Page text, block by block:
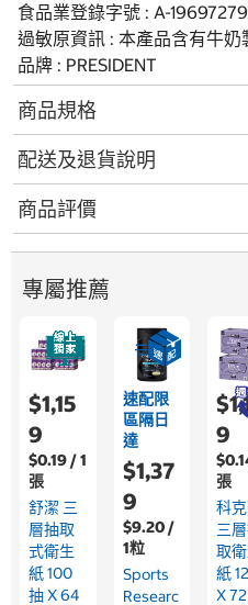
食品業登錄字號 : A-
過敏原資訊 : 本產品含有牛
品牌 : PRESIDENT
商品規格
配送及退貨說明
商品評價
專屬推薦
$1,15
9
$0.19 / 1
張
舒潔 三
層抽取
式衛生
紙 100
抽 X 64
速配限
區隔日
達
$1,37
9
$9.20 /
1粒
Sports
Researc
9
張
科
三
取
紙
X